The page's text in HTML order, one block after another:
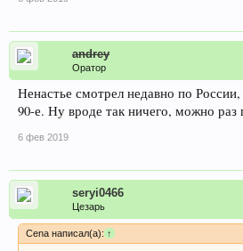
andrey
Оратор
Ненастье смотрел недавно по
90-е. Ну вроде так ничего, можно раз
6 фев 2019
seryi0466
Цезарь
Cena написал(а):↑